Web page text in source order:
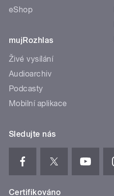
eShop
mujRozhlas
Živé vysílání
Audioarchiv
Podcasty
Mobilní aplikace
Sledujte nás
Certifikováno